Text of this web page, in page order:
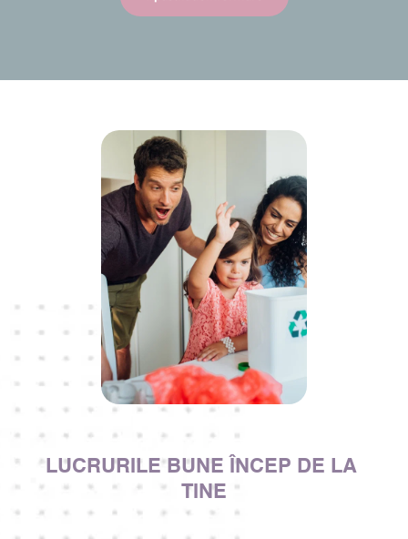
LUCRURILE BUNE ÎNCEP DE LA
TINE